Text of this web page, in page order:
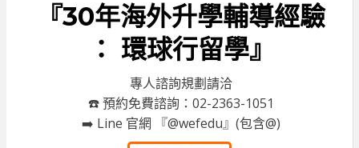
『30年海外升學輔導經驗
： 環球行留學』
專人諮詢規劃請洽
☎️ 預約免費諮詢：02-2363-1051
➡️ Line 官網 『@wefedu』(包含@)